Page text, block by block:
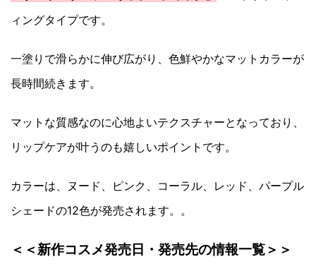
ィングタイプです。
一塗りで滑らかに伸び広がり、色鮮やかなマットカラーが
長時間続きます。
マットな質感なのに心地よいテクスチャーとなっており、
リップケアが叶うのも嬉しいポイントです。
カラーは、ヌード、ピンク、コーラル、レッド、パープル
シェードの12色が発売されます。。
＜＜新作コスメ発売日・発売先の情報一覧＞＞